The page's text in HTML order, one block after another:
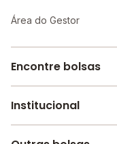
Área do Gestor
Encontre bolsas
Melhores escolas de
Escolas por cidade e
Institucional